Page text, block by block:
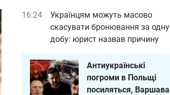
16:24
Українцям можуть масово
скасувати бронювання за одну
добу: юрист назвав причину
Антиукраїнські
погроми в Польщі
посиляться, Варшава